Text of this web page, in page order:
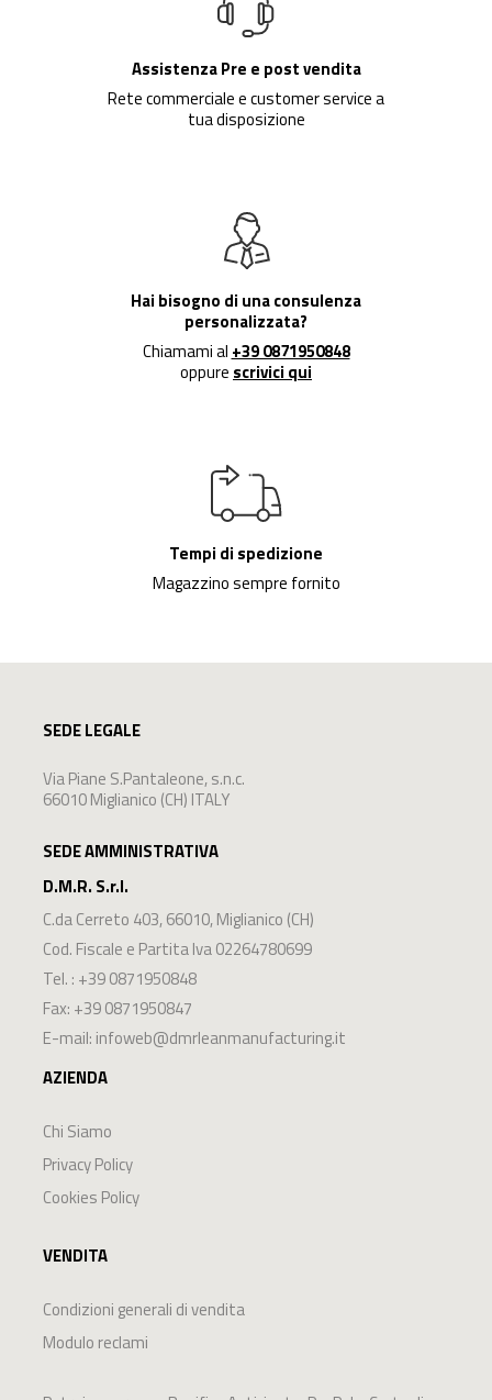
Assistenza Pre e post vendita
Rete commerciale e customer service a
tua disposizione
Hai bisogno di una consulenza
personalizzata?
Chiamami al +39 0871950848
oppure scrivici qui
Tempi di spedizione
Magazzino sempre fornito
SEDE LEGALE
Via Piane S.Pantaleone, s.n.c.
66010 Miglianico (CH) ITALY
SEDE AMMINISTRATIVA
D.M.R. S.r.l.
C.da Cerreto 403,66010,Miglianico (CH)
Cod. Fiscale e Partita Iva 02264780699
Tel. : +39 0871950848
Fax: +39 0871950847
E-mail: infoweb@dmrleanmanufacturing.it
AZIENDA
Chi Siamo
Privacy Policy
Cookies Policy
VENDITA
Condizioni generali di vendita
Modulo reclami